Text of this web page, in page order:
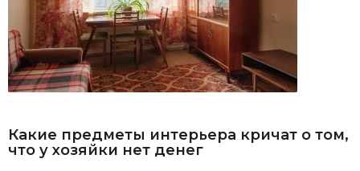
Какие предметы интерьера кричат о том,
что у хозяйки нет денег